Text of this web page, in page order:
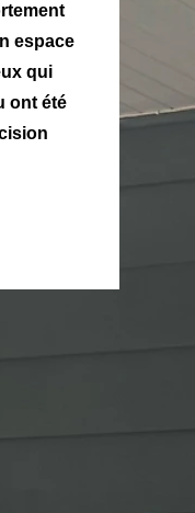
espace
qui
ont été